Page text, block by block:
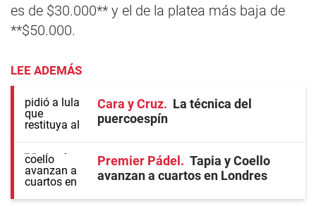
es de $30.000** y el de la platea más baja de
**$50.000.
LEE ADEMÁS
Cara y Cruz
La técnica del
puercoespín
Premier Pádel
Tapia y Coello
avanzan a cuartos en Londres